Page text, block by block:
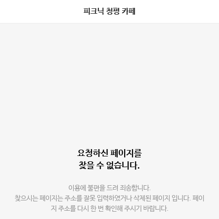
피크닉 청평 카페
요청하신 페이지를
찾을 수 없습니다.
이용에 불편을 드려 죄송합니다.
찾으시는 페이지는 주소를 잘못 입력하였거나 삭제된 페이지 입니다. 페이
지 주소를 다시 한 번 확인해 주시기 바랍니다.